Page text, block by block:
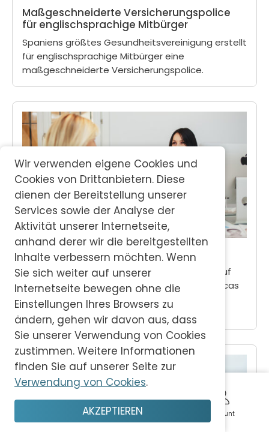
Maßgeschneiderte Versicherungspolice
für englischsprachige Mitbürger
Spaniens größtes Gesundheitsvereinigung erstellt
für englischsprachige Mitbürger eine
maßgeschneiderte Versicherungspolice.
Medizin & Gesundheit Mallorca
Bleiben Sie gesund und fühlen Sie sich wohl auf
Mallorca mit Hilfe des verlässlichen abcMallorcas
Guides über Alles, was mit Medizin und
Gesundheit zu tun hat.
Planen Sparen Account
Wir verwenden eigene Cookies und
Cookies von Drittanbietern. Diese
dienen der Bereitstellung unserer
Services sowie der Analyse der
Aktivität unserer Internetseite,
anhand derer wir die bereitgestellten
Inhalte verbessern möchten. Wenn
Sie sich weiter auf unserer
Internetseite bewegen ohne die
Einstellungen Ihres Browsers zu
ändern, gehen wir davon aus, dass
Sie unserer Verwendung von Cookies
zustimmen. Weitere Informationen
finden Sie auf unserer Seite zur
Verwendung von Cookies.
AKZEPTIEREN